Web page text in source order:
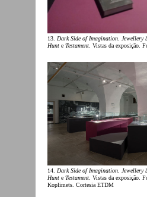
13. Dark Side of Imagination. Jewellery
Hunt e Testament . Vistas da exposição.
14. Dark Side of Imagination. Jewellery
Hunt e Testament . Vistas da exposição.
Koplimets. Cortesia ETDM